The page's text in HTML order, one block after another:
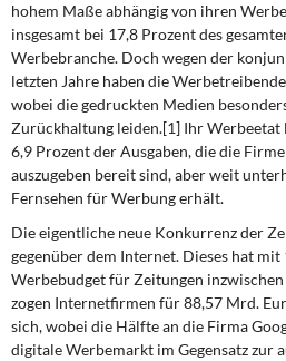
Weitere Themen
Memo-Gruppe
Institut Solidarische
Rosa-Luxemburg-Stiftung
Über mich
Kontakt
hohem Maße abhängig von ihren
insgesamt bei 17,8 Prozent des
Werbebranche. Doch wegen der
letzten Jahre haben die
wobei die gedruckten Medien
Zurückhaltung leiden.[1] Ihr
6,9 Prozent der Ausgaben, die die
auszugeben bereit sind, aber weit
Fernsehen für Werbung erhält.
Die eigentliche neue Konkurrenz der
gegenüber dem Internet. Dieses hat mit
Werbebudget für Zeitungen
zogen Internetfirmen für 88,57 Mrd.
sich, wobei die Hälfte an die Firma
digitale Werbemarkt im Gegensatz zur